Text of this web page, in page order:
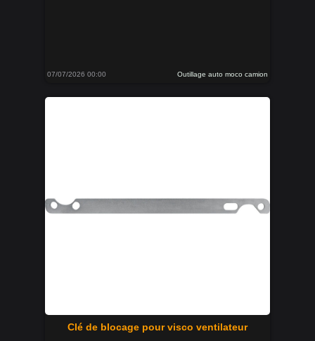
07/07/2026 00:00 Outillage auto moco camion
Clé de blocage pour visco ventilateur